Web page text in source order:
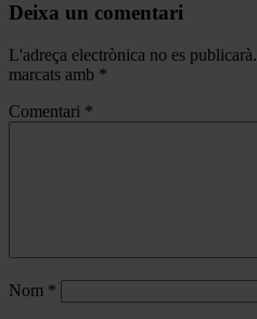
Deixa un comentari
L'adreça electrònica no es publicarà.
marcats amb *
Comentari *
Nom *